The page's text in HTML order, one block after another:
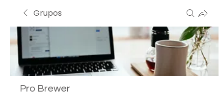
Grupos
Pro Brewer